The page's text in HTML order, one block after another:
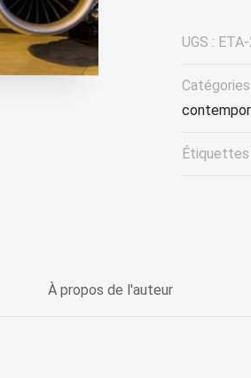
UGS :
Catégories
Étiquettes
À propos de l'auteur